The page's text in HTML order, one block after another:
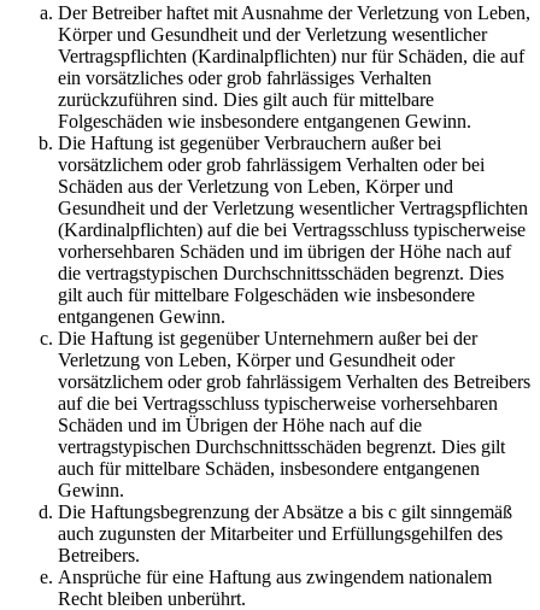
Der Betreiber haftet mit Ausnahme der Verletzung von Leben,
Körper und Gesundheit und der Verletzung wesentlicher
Vertragspflichten (Kardinalpflichten) nur für Schäden, die auf
ein vorsätzliches oder grob fahrlässiges Verhalten
zurückzuführen sind. Dies gilt auch für mittelbare
Folgeschäden wie insbesondere entgangenen Gewinn.
Die Haftung ist gegenüber Verbrauchern außer bei
vorsätzlichem oder grob fahrlässigem Verhalten oder bei
Schäden aus der Verletzung von Leben, Körper und
Gesundheit und der Verletzung wesentlicher Vertragspflichten
(Kardinalpflichten) auf die bei Vertragsschluss typischerweise
vorhersehbaren Schäden und im übrigen der Höhe nach auf
die vertragstypischen Durchschnittsschäden begrenzt. Dies
gilt auch für mittelbare Folgeschäden wie insbesondere
entgangenen Gewinn.
Die Haftung ist gegenüber Unternehmern außer bei der
Verletzung von Leben, Körper und Gesundheit oder
vorsätzlichem oder grob fahrlässigem Verhalten des Betreibers
auf die bei Vertragsschluss typischerweise vorhersehbaren
Schäden und im Übrigen der Höhe nach auf die
vertragstypischen Durchschnittsschäden begrenzt. Dies gilt
auch für mittelbare Schäden, insbesondere entgangenen
Gewinn.
Die Haftungsbegrenzung der Absätze a bis c gilt sinngemäß
auch zugunsten der Mitarbeiter und Erfüllungsgehilfen des
Betreibers.
Ansprüche für eine Haftung aus zwingendem nationalem
Recht bleiben unberührt.